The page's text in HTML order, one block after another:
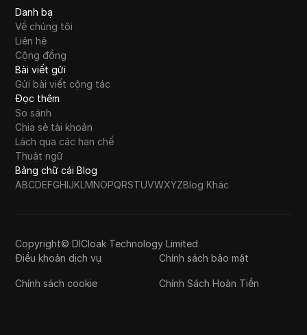
Danh bạ
Về chúng tôi
Liên hệ
Cộng đồng
Bài viết gửi
Gửi bài viết cộng tác
Đọc thêm
So sánh
Chia sẻ tài khoản
Lách qua các hạn chế
Thuật ngữ
Bảng chữ cái Blog
ABCDEFGHIJKLMNOPQRSTUVWXYZBlog Khác
Copyright© DICloak Technology Limited
Điều khoản dịch vụ
Chính sách bảo mật
Chính sách cookie Chính Sách Hoàn Tiền